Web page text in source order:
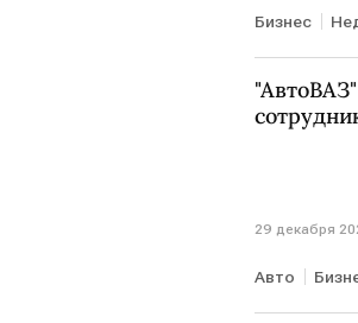
Бизнес
29 декабря
Авто